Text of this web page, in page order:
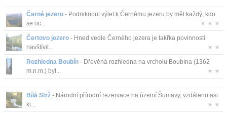
Černé jezero - Podniknout výlet k Černému jezeru by měl každý, kdo
se oc...
★ ★ ★
Čertovo jezero - Hned vedle Černého jezera je takřka povinností
navštívit...
★ ★
Rozhledna Boubín - Dřevěná rozhledna na vrcholu Boubína (1362
m.n.m.) byl...
★ ★
Bílá Strž - Národní přírodní rezervace na území Šumavy, vzdáleno asi
ki...
★ ★